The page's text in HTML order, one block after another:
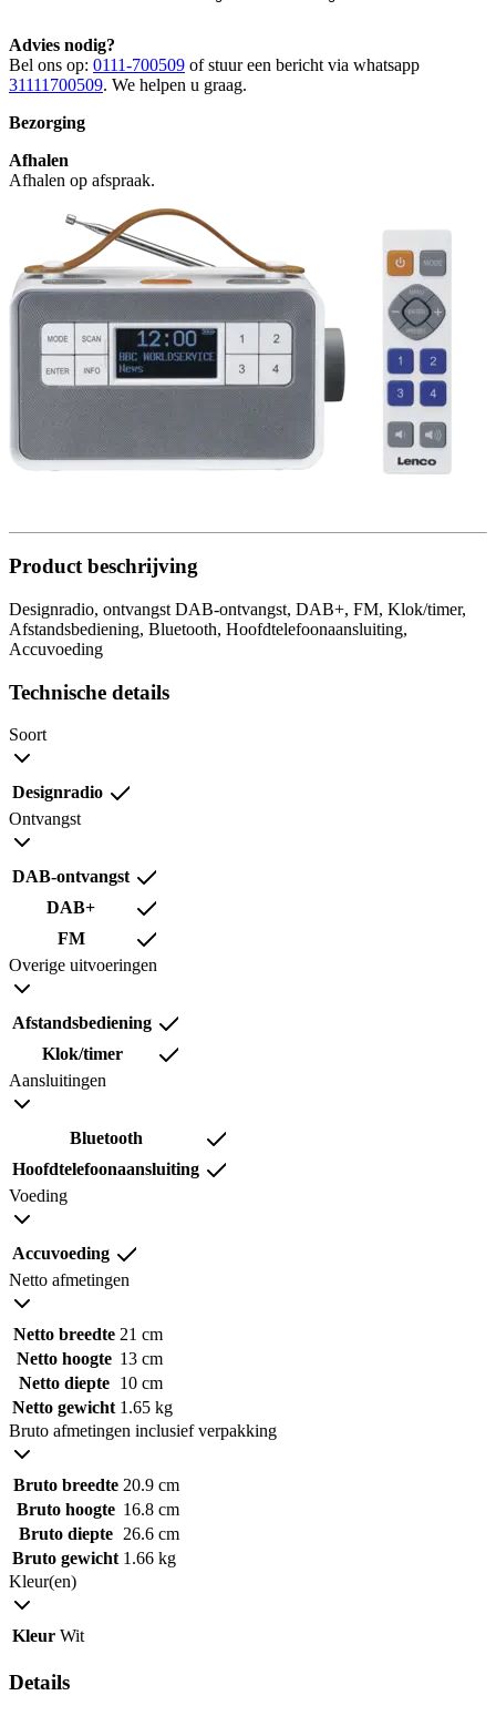
Advies nodig?
Bel ons op: 0111-700509 of stuur een bericht via whatsapp
31111700509. We helpen u graag.
Bezorging
Afhalen
Afhalen op afspraak.
Product beschrijving
Designradio, ontvangst DAB-ontvangst, DAB+, FM, Klok/timer,
Afstandsbediening, Bluetooth, Hoofdtelefoonaansluiting,
Accuvoeding
Technische details
Soort
Designradio
Ontvangst
DAB-ontvangst
DAB+
FM
Overige uitvoeringen
Afstandsbediening
Klok/timer
Aansluitingen
Bluetooth
Hoofdtelefoonaansluiting
Voeding
Accuvoeding
Netto afmetingen
Netto breedte 21 cm
Netto hoogte 13 cm
Netto diepte
10 cm
Netto gewicht 1.65 kg
Bruto afmetingen inclusief verpakking
Bruto breedte 20.9 cm
Bruto hoogte 16.8 cm
Bruto diepte
26.6 cm
Bruto gewicht 1.66 kg
Kleur(en)
Kleur Wit
Details